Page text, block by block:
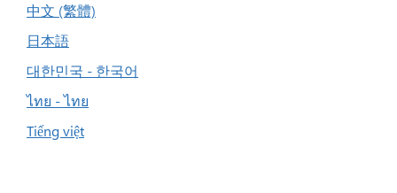
中文 (繁體)
日本語
대한민국 - 한국어
ไทย - ไทย
Tiếng việt